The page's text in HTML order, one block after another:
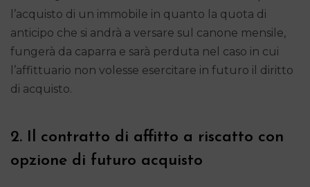
l’acquisto di un immobile in quanto la quota di
anticipo che si andrà a versare sul canone mensile,
fungerà da caparra e sarà perduta nel caso in cui
l’affittuario non volesse esercitare in futuro il diritto
di acquisto.
2. Il contratto di affitto a riscatto con
opzione di futuro acquisto